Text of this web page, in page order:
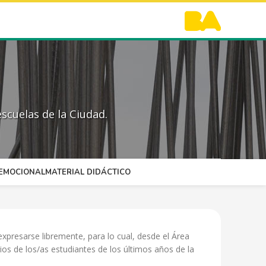
de la Ciudad.
MATERIAL DIDÁCTICO
libremente, para lo cual, desde el Área
de los/as estudiantes de los últimos años de la